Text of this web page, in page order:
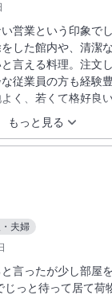
もっと見る
営業という印象で
した館内や、清潔
言える料理。注文
従業員の方も経験
く、若くて格好良
とても温かだった
辞儀が忘れられな
夫婦
言ったが少し部屋
じっと待って居て荷